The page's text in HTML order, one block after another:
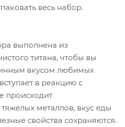
весь набор.
выполнена из
титана, чтобы вы
вкусом любимых
в реакцию с
происходит
металлов, вкус еды
свойства сохраняются.